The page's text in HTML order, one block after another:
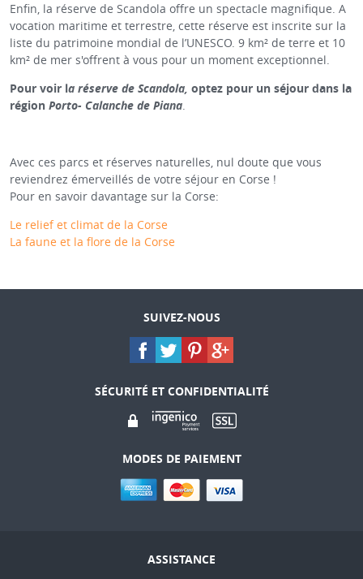
Enfin, la réserve de Scandola offre un spectacle magnifique. A
vocation maritime et terrestre, cette réserve est inscrite sur la
liste du patrimoine mondial de l’UNESCO. 9 km² de terre et 10
km² de mer s'offrent à vous pour un moment exceptionnel.
Pour voir la réserve de Scandola, optez pour un séjour dans la
région Porto- Calanche de Piana.
Avec ces parcs et réserves naturelles, nul doute que vous
reviendrez émerveillés de votre séjour en Corse !
Pour en savoir davantage sur la Corse:
Le relief et climat de la Corse
La faune et la flore de la Corse
SUIVEZ-NOUS
SÉCURITÉ ET CONFIDENTIALITÉ
MODES DE PAIEMENT
ASSISTANCE